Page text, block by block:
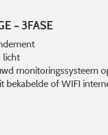
– 3FASE
licht
monitoringssysteem
bekabelde of WIFI